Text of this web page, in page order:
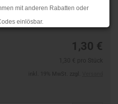
mit anderen Rabatten oder
einlösbar.
wieder wie gewohnt. Aufgrund des
1,30 €